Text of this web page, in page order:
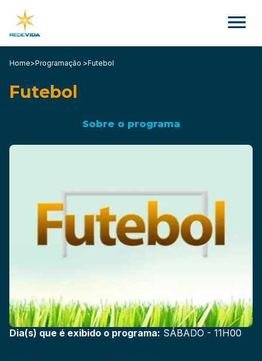
Home>Programação >Futebol
Futebol
Sobre o programa
Dia(s) que é exibido o programa: SÁBADO - 11H00